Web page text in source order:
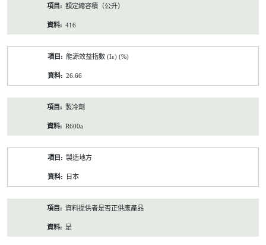
額定總容積（公升）
416
能源效益指數 (Iε) (%)
26.66
製冷劑
R600a
製造地方
日本
資料提供者是否正供應產品
是